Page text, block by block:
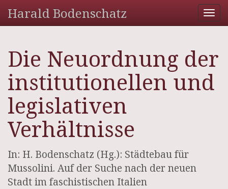
Harald Bodenschatz
Die Neuordnung der
institutionellen und
legislativen
Verhältnisse
In: H. Bodenschatz (Hg.): Städtebau für
Mussolini. Auf der Suche nach der neuen
Stadt im faschistischen Italien